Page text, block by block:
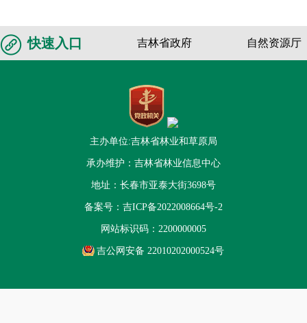
快速入口 吉林省政府 自然资源厅
主办单位:吉林省林业和草原局
承办维护：吉林省林业信息中心
地址：长春市亚泰大街3698号
备案号： 吉ICP备2022008664号-2
网站标识码：2200000005
吉公网安备 22010202000524号